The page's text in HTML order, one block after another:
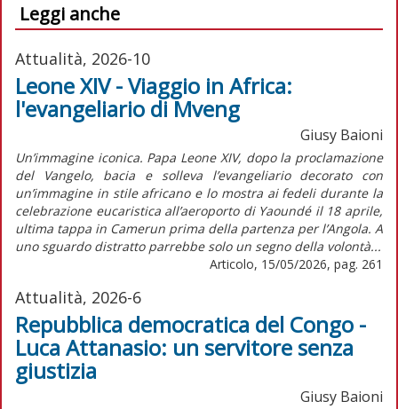
Leggi anche
Attualità, 2026-10
Leone XIV - Viaggio in Africa:
l'evangeliario di Mveng
Giusy Baioni
Un’immagine iconica. Papa Leone XIV, dopo la proclamazione
del Vangelo, bacia e solleva l’evangeliario decorato con
un’immagine in stile africano e lo mostra ai fedeli durante la
celebrazione eucaristica all’aeroporto di Yaoundé il 18 aprile,
ultima tappa in Camerun prima della partenza per l’Angola. A
uno sguardo distratto parrebbe solo un segno della volontà...
Articolo, 15/05/2026, pag. 261
Attualità, 2026-6
Repubblica democratica del Congo -
Luca Attanasio: un servitore senza
giustizia
Giusy Baioni